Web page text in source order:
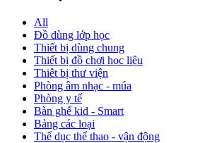
All
Đồ dùng lớp học
Thiết bị dùng chung
Thiết bị đồ chơi học liệu
Thiêt bị thư viện
Phòng âm nhạc - múa
Phòng y tế
Bàn ghế kid - Smart
Bảng các loại
Thể dục thể thao - vận động